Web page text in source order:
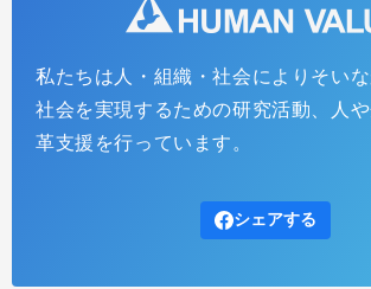
私たちは人・組織・社会によりそい
社会を実現するための研究活動、人
革支援を行っています。
シェアする